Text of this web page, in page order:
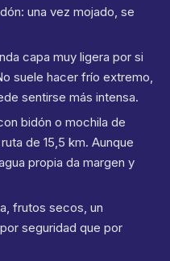
una vez mojado, se
capa muy ligera por si
suele hacer frío extremo,
sentirse más intensa.
bidón o mochila de
de 15,5 km. Aunque
propia da margen y
frutos secos, un
seguridad que por